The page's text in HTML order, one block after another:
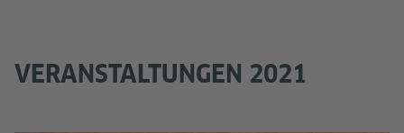
VERANSTALTUNGEN 2021